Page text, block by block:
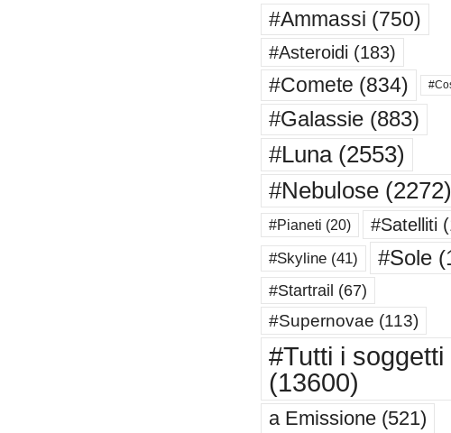
#Ammassi (750)
#Asteroidi (183)
#Comete (834)
#Galassie(883)
#Luna(2553)
#Nebulose(2272)
#Pianeti (20) #Satelliti
#Skyline(41) #Sole
#Startrail (67)
#Supernovae (113)
#Tutti i soggetti
(13600)
a Emissione(521)